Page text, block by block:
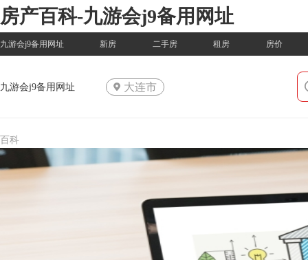
房产百科-九游会j9备用网址
九游会j9备用网址 新房 二手房 租房 房价
九游会j9备用网址 大连市
百科